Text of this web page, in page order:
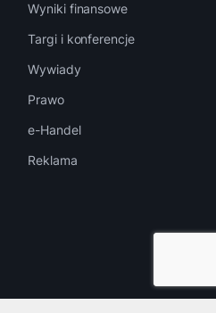
Wyniki finansowe
Targi i konferencje
Wywiady
Prawo
e-Handel
Reklama